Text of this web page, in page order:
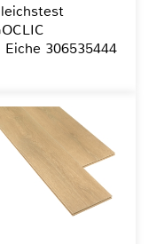
Eiche 306535444